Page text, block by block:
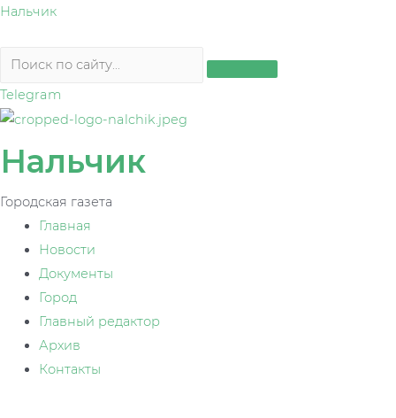
Перейти
содержимому
Нальчик
Telegram
Нальчик
Городская газета
Главная
Новости
Документы
Город
Главный редактор
Архив
Контакты